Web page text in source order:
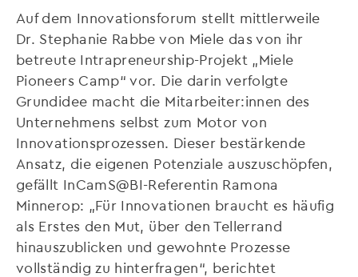
Auf dem Innovationsforum stellt mittlerweile
Dr. Stephanie Rabbe von Miele das von ihr
betreute Intrapreneurship-Projekt „Miele
Pioneers Camp“ vor. Die darin verfolgte
Grundidee macht die Mitarbeiter:innen des
Unternehmens selbst zum Motor von
Innovationsprozessen. Dieser bestärkende
Ansatz, die eigenen Potenziale auszuschöpfen,
gefällt InCamS@BI-Referentin Ramona
Minnerop: „Für Innovationen braucht es häufig
als Erstes den Mut, über den Tellerrand
hinauszublicken und gewohnte Prozesse
vollständig zu hinterfragen“, berichtet